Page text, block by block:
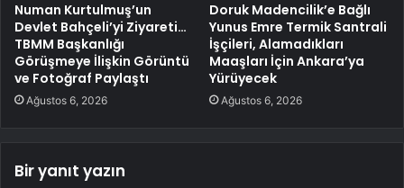
Numan Kurtulmuş’un
Devlet Bahçeli’yi Ziyareti…
TBMM Başkanlığı
Görüşmeye İlişkin Görüntü
ve Fotoğraf Paylaştı
Ağustos 6, 2026
Doruk Madencilik’e Bağlı
Yunus Emre Termik Santrali
İşçileri, Alamadıkları
Maaşları İçin Ankara’ya
Yürüyecek
Ağustos 6, 2026
Bir yanıt yazın